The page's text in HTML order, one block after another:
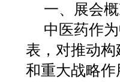
一、展会
中医药作
表，对推动
和重大战略作